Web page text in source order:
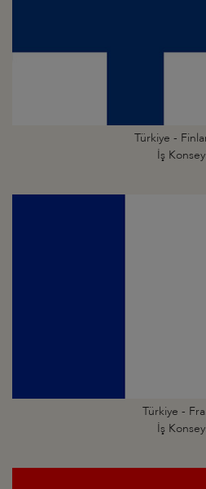
Türkiye -
İş Konseyi
Türkiye -
İş Konseyi